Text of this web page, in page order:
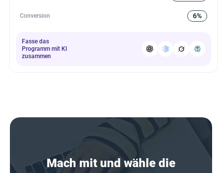
Conversion 6%
Fasse das
Programm mit KI
zusammen
Mach mit und wähle die